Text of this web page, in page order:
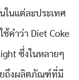
ในแต่ละประเทศ
ช้คำว่า Diet Coke
ซึ่งในหลายๆ
ยถึงผลิตภัณฑ์ที่มี